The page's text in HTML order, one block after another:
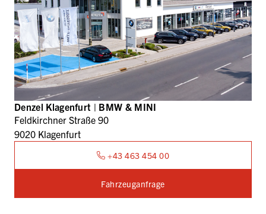
Denzel Klagenfurt | BMW & MINI
Feldkirchner Straße 90
9020 Klagenfurt
+43 463 454 00
Fahrzeuganfrage